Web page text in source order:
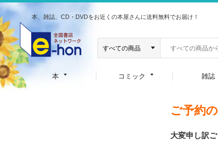
本、雑誌、CD・DVDをお近くの本屋さんに送料無料でお届け！
本 コミック 雑誌
ご予約
大変申し訳